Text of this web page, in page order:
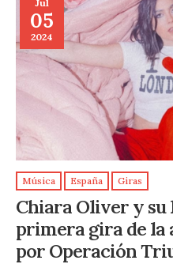
Jul
05
2024
Música España Giras
Chiara Oliver y su
primera gira de la
por Operación